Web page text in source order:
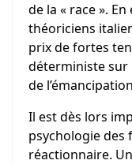
de la « race ».
théoriciens
prix de fortes
déterministe sur
de
Il est dès lors
psychologie des
réactionnaire.